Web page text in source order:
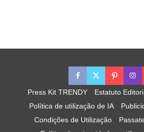
Press Kit TRENDY Estatuto
Política de utilização de IA
Condições de Utilização